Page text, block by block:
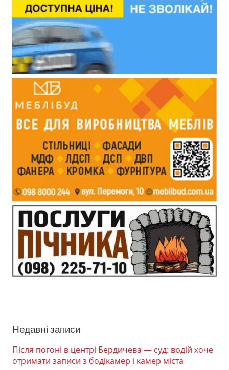
Недавні записи
Після погоні в центрі Бердичева — суд: водій хоче
отримати записи з бодікамер і камер міста